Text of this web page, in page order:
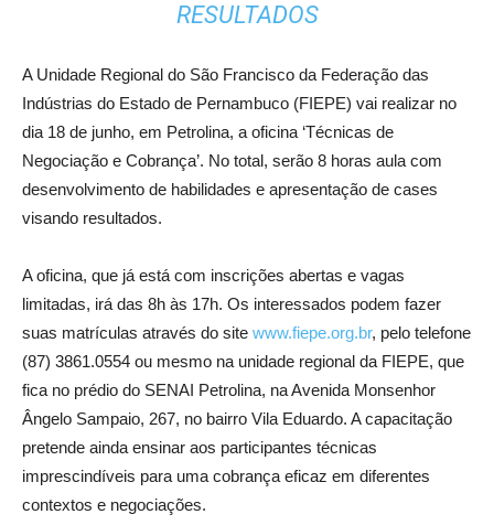
RESULTADOS
A Unidade Regional do São Francisco da Federação das
Indústrias do Estado de Pernambuco (FIEPE) vai realizar no
dia 18 de junho, em Petrolina, a oficina ‘Técnicas de
Negociação e Cobrança’. No total, serão 8 horas aula com
desenvolvimento de habilidades e apresentação de cases
visando resultados.
A oficina, que já está com inscrições abertas e vagas
limitadas, irá das 8h às 17h. Os interessados podem fazer
suas matrículas através do site www.fiepe.org.br, pelo telefone
(87) 3861.0554 ou mesmo na unidade regional da FIEPE, que
fica no prédio do SENAI Petrolina, na Avenida Monsenhor
Ângelo Sampaio, 267, no bairro Vila Eduardo. A capacitação
pretende ainda ensinar aos participantes técnicas
imprescindíveis para uma cobrança eficaz em diferentes
contextos e negociações.